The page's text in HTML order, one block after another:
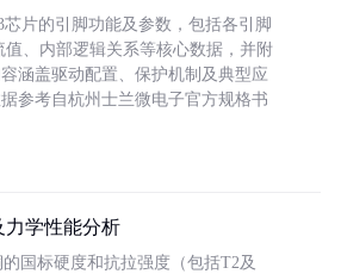
芯片的引脚功能及参数，包括各引脚
值、内部逻辑关系等核心数据，并附
涵盖驱动配置、保护机制及典型应
参考自杭州士兰微电子官方规格书
力学性能分析
国标硬度和抗拉强度（包括T2及